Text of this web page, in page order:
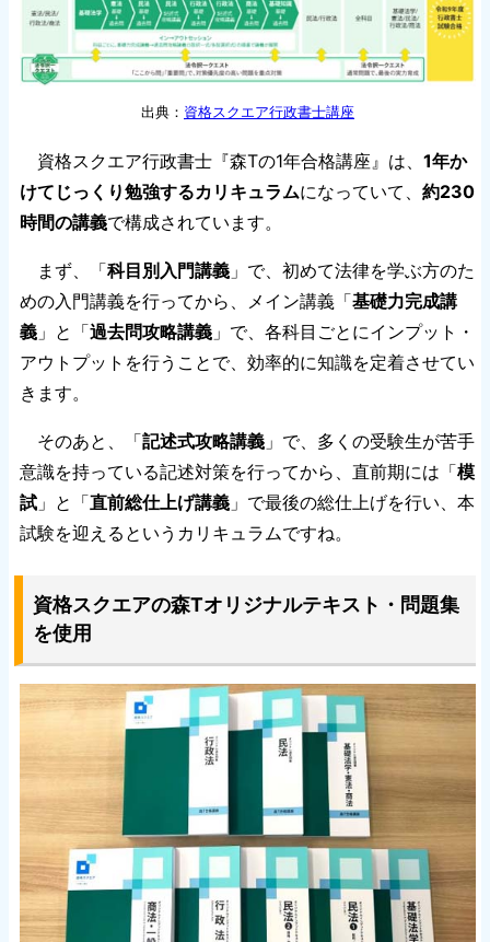
出典： 資格スクエア行政書士講座
資格スクエア行政書士『森Tの1年合格講座』は、 1年か
けてじっくり勉強するカリキュラムになっていて、 約230
時間の講義で構成されています。
まず、「科目別入門講義 」で、初めて法律を学ぶ方のた
めの入門講義を行ってから、メイン講義「基礎力完成講
義 」と「過去問攻略講義 」で、各科目ごとにインプット・
アウトプットを行うことで、効率的に知識を定着させてい
きます。
そのあと、「記述式攻略講義 」で、多くの受験生が苦手
意識を持っている記述対策を行ってから、直前期には「模
試 」と「直前総仕上げ講義 」で最後の総仕上げを行い、本
試験を迎えるというカリキュラムですね。
資格スクエアの森Tオリジナルテキスト・問題集
を使用